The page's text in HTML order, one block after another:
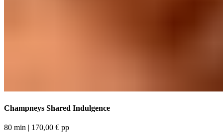
Champneys Shared Indulgence​​​​‌ ‍ ​‍​‍‌‍ ‌ ​‍‌‍‍‌‌‍‌ ‌‍‍‌‌‍ ‍​‍​‍​ ‍‍​‍​‍‌ ​ ‌‍​‌‌‍ ‍‌‍‍‌‌ ‌​‌ ‍‌​‍ ‍‌‍‍‌‌‍ ​‍​‍​‍ ​​‍​‍‌‍‍​‌ ​‍‌‍‌‌‌‍‌‍​‍​‍​ ‍‍​‍​‍‌‍‍​‌ ‌​‌ ‌​‌ ​​‌ ​ ​ ‍‍​‍ ​‍ ‌‍ ​​‍ ‌‌‍​‌‌‍ ‍‌‍‌​​‍ ‌‌ ​‍​‍ ‌‌‍‍​‌‍ ‌ ‌​‌‍‌‌‌‍ ​‌ ​ ​‍ ‌‌ ​ ‌ ‌​‌ ‌‌‌‍‌​‌‍‍‌‌‍ ​‍ ‍‌ ‌‍‌‍‌‌‌ ​‍‌‍​ ‌‍‌‌‌‍ ​​‍ ‍‌‍​‌‌ ​​‌ ​​​‍ ‌‍‍‌‌‍ ‍‌ ‌​‌‍‌‌‌‍ ‍‌ ‌​​‍ ‌‍‌‌‌‍‌​‌‍‍‌‌ ‌​​‍ ‌‍ ‌‌‍ ‌‍‌​‌‍‌‌​ ‌‌ ​​‌ ​‍‌‍‌‌‌ ​ ‌‍‌‌‌‍ ‍‌ ‌​‌‍​‌‌ ‌​‌‍‍‌‌‍ ‌‍ ‍​ ‍ ‌‍‍‌‌‍‌​​ ‌​ ​ ​ ​ ‌‍​‌​ ‍‌‌‍‌​​ ​ ‌‍‌​​ ​​​‍ ‌‌‍​ ‌‍​‍​ ‌‌​ ​‌​‍ ‌​ ‌​‌‍​ ​ ‌‍‌‍​ ​‍ ‌​ ‍​​ ‌‍‌‍‌‌‌‍​‌​‍ ‌​ ​‌​ ​ ​ ‍‌​ ​ ​ ​​​ ‌‍​ ​‍​ ​‍​ ‌‌​ ‍​​ ​‍‌‍‌‌​ ‍ ‌ ‌​‌ ‍‌‌ ​​‌‍‌‌​ ‌‌‍‍​‌‍ ‌ ‌​‌‍‌‌‌‍ ​‌‌‌​‌ ​‍‌‍‌‌‌‍​‌‌ ‌​‌‍ ‌‌‍‌‌‌‍ ‍‌ ‌​​ ‍ ‌ ​​‌‍​‌‌ ‌​‌‍‍​​ ‌‌ ‌​‌‍‍‌‌ ‌​‌‍ ​‌‍‌‌​ ‌‍​‍‌‍​‌‌ ​ ‌‍‌‌‌‌‌‌‌ ​‍‌‍ ​​ ‌‌‍‍​‌ ‌​‌ ‌​‌ ​​‌ ​ ​‍‌‌​ ​ ‌​​‌​‍‌‌​ ​‍‌​‌‍​‍‌‌​ ​‍‌​‌‍‌‍ ​​‍ ‌‌‍​‌‌‍ ‍‌‍‌​​‍ ‌‌ ​‍​‍ ‌‌‍‍​‌‍ ‌ ‌​‌‍‌‌‌‍ ​‌ ​ ​‍ ‌‌ ​ ‌ ‌​‌ ‌‌‌‍‌​‌‍‍‌‌‍ ​‍ ‍‌ ‌‍‌‍‌‌‌ ​‍‌‍​ ‌‍‌‌‌‍ ​​‍ ‍‌‍​‌‌ ​​‌ ​​​‍‌‍‌‍‍‌‌‍‌​​ ‌​ ​ ​ ​ ‌‍​‌​ ‍‌‌‍‌​​ ​ ‌‍‌​​ ​​​‍ ‌‌‍​ ‌‍​‍​ ‌‌​ ​‌​‍ ‌​ ‌​‌‍​ ​ ‌‍‌‍​ ​‍ ‌​ ‍​​ ‌‍‌‍‌‌‌‍​‌​‍ ‌​ ​‌​ ​ ​ ‍‌​ ​ ​ ​​​ ‌‍​ ​‍​ ​‍​ ‌‌​ ‍​​ ​‍‌‍‌‌​‍‌‍‌ ‌​‌ ‍‌‌ ​​‌‍‌‌​ ‌‌‍‍​‌‍ ‌ ‌​‌‍‌‌‌‍ ​‌‌‌​‌ ​‍‌‍‌‌‌‍​‌‌ ‌​‌‍ ‌‌‍‌‌‌‍ ‍‌ ‌​​‍‌‍‌ ​​‌‍​‌‌ ‌​‌‍‍​​ ‌‌ ‌​‌‍‍‌‌ ‌​‌‍ ​‌‍‌‌​‍‌‍‌ ​​‌‍‌‌‌ ​‍‌ ​ ‌ ​​‌‍‌‌‌‍​ ‌ ‌​‌‍‍‌‌ ‌‍‌‍‌‌​ ‌‌ ​​‌ ‌‌‌‍​‍‌‍ ​‌‍‍‌‌ ​ ‌‍‍​‌‍‌‌‌‍‌​​‍​‍‌ ‌
80 min​​​​‌ ‍ ​‍​‍‌‍ ‌ ​‍‌‍‍‌‌‍‌ ‌‍‍‌‌‍ ‍​‍​‍​ ‍‍​‍​‍‌ ​ ‌‍​‌‌‍ ‍‌‍‍‌‌ ‌​‌ ‍‌​‍ ‍‌‍‍‌‌‍ ​‍​‍​‍ ​​‍​‍‌‍‍​‌ ​‍‌‍‌‌‌‍‌‍​‍​‍​ ‍‍​‍​‍‌‍‍​‌ ‌​‌ ‌​‌ ​​‌ ​ ​ ‍‍​‍ ​‍ ‌‍ ​​‍ ‌‌‍​‌‌‍ ‍‌‍‌​​‍ ‌‌ ​‍​‍ ‌‌‍‍​‌‍ ‌ ‌​‌‍‌‌‌‍ ​‌ ​ ​‍ ‌‌ ​ ‌ ‌​‌ ‌‌‌‍‌​‌‍‍‌‌‍ ​‍ ‍‌ ‌‍‌‍‌‌‌ ​‍‌‍​ ‌‍‌‌‌‍ ​​‍ ‍‌‍​‌‌ ​​‌ ​​​‍ ‌‍‍‌‌‍ ‍‌ ‌​‌‍‌‌‌‍ ‍‌ ‌​​‍ ‌‍‌‌‌‍‌​‌‍‍‌‌ ‌​​‍ ‌‍ ‌‌‍ ‌‍‌​‌‍‌‌​ ‌‌ ​​‌ ​‍‌‍‌‌‌ ​ ‌‍‌‌‌‍ ‍‌ ‌​‌‍​‌‌ ‌​‌‍‍‌‌‍ ‌‍ ‍​ ‍ ‌‍‍‌‌‍‌​​ ‌​ ​ ​ ​ ‌‍​‌​ ‍‌‌‍‌​​ ​ ‌‍‌​​ ​​​‍ ‌‌‍​ ‌‍​‍​ ‌‌​ ​‌​‍ ‌​ ‌​‌‍​ ​ ‌‍‌‍​ ​‍ ‌​ ‍​​ ‌‍‌‍‌‌‌‍​‌​‍ ‌​ ​‌​ ​ ​ ‍‌​ ​ ​ ​​​ ‌‍​ ​‍​ ​‍​ ‌‌​ ‍​​ ​‍‌‍‌‌​ ‍ ‌ ‌​‌ ‍‌‌ ​​‌‍‌‌​ ‌‌‍‍​‌‍ ‌ ‌​‌‍‌‌‌‍ ​‌‌‌​‌ ​‍‌‍‌‌‌‍​‌‌ ‌​‌‍ ‌‌‍‌‌‌‍ ‍‌ ‌​​ ‍ ‌ ​​‌‍​‌‌ ‌​‌‍‍​​ ‌‌ ‌​‌‍‍‌‌‍ ‌‌‍‌‌​ ‌‍​‍‌‍​‌‌ ​ ‌‍‌‌‌‌‌‌‌ ​‍‌‍ ​​ ‌‌‍‍​‌ ‌​‌ ‌​‌ ​​‌ ​ ​‍‌‌​ ​ ‌​​‌​‍‌‌​ ​‍‌​‌‍​‍‌‌​ ​‍‌​‌‍‌‍ ​​‍ ‌‌‍​‌‌‍ ‍‌‍‌​​‍ ‌‌ ​‍​‍ ‌‌‍‍​‌‍ ‌ ‌​‌‍‌‌‌‍ ​‌ ​ ​‍ ‌‌ ​ ‌ ‌​‌ ‌‌‌‍‌​‌‍‍‌‌‍ ​‍ ‍‌ ‌‍‌‍‌‌‌ ​‍‌‍​ ‌‍‌‌‌‍ ​​‍ ‍‌‍​‌‌ ​​‌ ​​​‍‌‍‌‍‍‌‌‍‌​​ ‌​ ​ ​ ​ ‌‍​‌​ ‍‌‌‍‌​​ ​ ‌‍‌​​ ​​​‍ ‌‌‍​ ‌‍​‍​ ‌‌​ ​‌​‍ ‌​ ‌​‌‍​ ​ ‌‍‌‍​ ​‍ ‌​ ‍​​ ‌‍‌‍‌‌‌‍​‌​‍ ‌​ ​‌​ ​ ​ ‍‌​ ​ ​ ​​​ ‌‍​ ​‍​ ​‍​ ‌‌​ ‍​​ ​‍‌‍‌‌​‍‌‍‌ ‌​‌ ‍‌‌ ​​‌‍‌‌​ ‌‌‍‍​‌‍ ‌ ‌​‌‍‌‌‌‍ ​‌‌‌​‌ ​‍‌‍‌‌‌‍​‌‌ ‌​‌‍ ‌‌‍‌‌‌‍ ‍‌ ‌​​‍‌‍‌ ​​‌‍​‌‌ ‌​‌‍‍​​ ‌‌ ‌​‌‍‍‌‌‍ ‌‌‍‌‌​‍‌‍‌ ​​‌‍‌‌‌ ​‍‌ ​ ‌ ​​‌‍‌‌‌‍​ ‌ ‌​‌‍‍‌‌ ‌‍‌‍‌‌​ ‌‌ ​​‌ ‌‌‌‍​‍‌‍ ​‌‍‍‌‌ ​ ‌‍‍​‌‍‌‌‌‍‌​​‍​‍‌ ‌ | 170,00 € pp​​​​‌ ‍ ​‍​‍‌‍ ‌ ​‍‌‍‍‌‌‍‌ ‌‍‍‌‌‍ ‍​‍​‍​ ‍‍​‍​‍‌ ​ ‌‍​‌‌‍ ‍‌‍‍‌‌ ‌​‌ ‍‌​‍ ‍‌‍‍‌‌‍ ​‍​‍​‍ ​​‍​‍‌‍‍​‌ ​‍‌‍‌‌‌‍‌‍​‍​‍​ ‍‍​‍​‍‌‍‍​‌ ‌​‌ ‌​‌ ​​‌ ​ ​ ‍‍​‍ ​‍ ‌‍ ​​‍ ‌‌‍​‌‌‍ ‍‌‍‌​​‍ ‌‌ ​‍​‍ ‌‌‍‍​‌‍ ‌ ‌​‌‍‌‌‌‍ ​‌ ​ ​‍ ‌‌ ​ ‌ ‌​‌ ‌‌‌‍‌​‌‍‍‌‌‍ ​‍ ‍‌ ‌‍‌‍‌‌‌ ​‍‌‍​ ‌‍‌‌‌‍ ​​‍ ‍‌‍​‌‌ ​​‌ ​​​‍ ‌‍‍‌‌‍ ‍‌ ‌​‌‍‌‌‌‍ ‍‌ ‌​​‍ ‌‍‌‌‌‍‌​‌‍‍‌‌ ‌​​‍ ‌‍ ‌‌‍ ‌‍‌​‌‍‌‌​ ‌‌ ​​‌ ​‍‌‍‌‌‌ ​ ‌‍‌‌‌‍ ‍‌ ‌​‌‍​‌‌ ‌​‌‍‍‌‌‍ ‌‍ ‍​ ‍ ‌‍‍‌‌‍‌​​ ‌​ ​ ​ ​ ‌‍​‌​ ‍‌‌‍‌​​ ​ ‌‍‌​​ ​​​‍ ‌‌‍​ ‌‍​‍​ ‌‌​ ​‌​‍ ‌​ ‌​‌‍​ ​ ‌‍‌‍​ ​‍ ‌​ ‍​​ ‌‍‌‍‌‌‌‍​‌​‍ ‌​ ​‌​ ​ ​ ‍‌​ ​ ​ ​​​ ‌‍​ ​‍​ ​‍​ ‌‌​ ‍​​ ​‍‌‍‌‌​ ‍ ‌ ‌​‌ ‍‌‌ ​​‌‍‌‌​ ‌‌‍‍​‌‍ ‌ ‌​‌‍‌‌‌‍ ​‌‌‌​‌ ​‍‌‍‌‌‌‍​‌‌ ‌​‌‍ ‌‌‍‌‌‌‍ ‍‌ ‌​​ ‍ ‌ ​​‌‍​‌‌ ‌​‌‍‍​​ ‌‌ ​​‌ ​‍‌‍‍‌‌‍​ ‌‍‌‌​ ‌‍​‍‌‍​‌‌ ​ ‌‍‌‌‌‌‌‌‌ ​‍‌‍ ​​ ‌‌‍‍​‌ ‌​‌ ‌​‌ ​​‌ ​ ​‍‌‌​ ​ ‌​​‌​‍‌‌​ ​‍‌​‌‍​‍‌‌​ ​‍‌​‌‍‌‍ ​​‍ ‌‌‍​‌‌‍ ‍‌‍‌​​‍ ‌‌ ​‍​‍ ‌‌‍‍​‌‍ ‌ ‌​‌‍‌‌‌‍ ​‌ ​ ​‍ ‌‌ ​ ‌ ‌​‌ ‌‌‌‍‌​‌‍‍‌‌‍ ​‍ ‍‌ ‌‍‌‍‌‌‌ ​‍‌‍​ ‌‍‌‌‌‍ ​​‍ ‍‌‍​‌‌ ​​‌ ​​​‍‌‍‌‍‍‌‌‍‌​​ ‌​ ​ ​ ​ ‌‍​‌​ ‍‌‌‍‌​​ ​ ‌‍‌​​ ​​​‍ ‌‌‍​ ‌‍​‍​ ‌‌​ ​‌​‍ ‌​ ‌​‌‍​ ​ ‌‍‌‍​ ​‍ ‌​ ‍​​ ‌‍‌‍‌‌‌‍​‌​‍ ‌​ ​‌​ ​ ​ ‍‌​ ​ ​ ​​​ ‌‍​ ​‍​ ​‍​ ‌‌​ ‍​​ ​‍‌‍‌‌​‍‌‍‌ ‌​‌ ‍‌‌ ​​‌‍‌‌​ ‌‌‍‍​‌‍ ‌ ‌​‌‍‌‌‌‍ ​‌‌‌​‌ ​‍‌‍‌‌‌‍​‌‌ ‌​‌‍ ‌‌‍‌‌‌‍ ‍‌ ‌​​‍‌‍‌ ​​‌‍​‌‌ ‌​‌‍‍​​ ‌‌ ​​‌ ​‍‌‍‍‌‌‍​ ‌‍‌‌​‍‌‍‌ ​​‌‍‌‌‌ ​‍‌ ​ ‌ ​​‌‍‌‌‌‍​ ‌ ‌​‌‍‍‌‌ ‌‍‌‍‌‌​ ‌‌ ​​‌ ‌‌‌‍​‍‌‍ ​‌‍‍‌‌ ​ ‌‍‍​‌‍‌‌‌‍‌​​‍​‍‌ ‌